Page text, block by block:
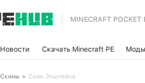
MINECRAFT POCKET
Новости Скачать Minecraft PE Моды
Скины » Скин Эпштейна